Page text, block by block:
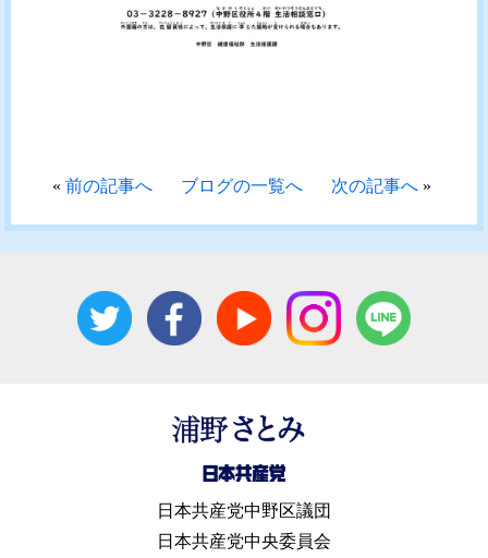
«前の記事へ ブログの一覧へ 次の記事へ»
日本共産党中野区議団
日本共産党中央委員会